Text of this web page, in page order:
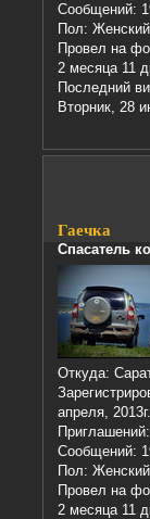
Сообщений:
Пол: Женский
Провел на
2 месяца 11
Последний
Вторник, 28
Гаечка
Спасатель
Откуда:
апреля, 2013г.
Приглашений:
Сообщений:
Пол: Женский
Провел на
2 месяца 11